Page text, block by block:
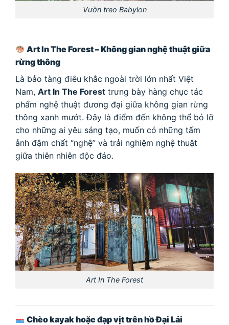
Vườn treo Babylon
Art In The Forest – Không gian nghệ thuật giữa
rừng thông
Là bảo tàng điêu khắc ngoài trời lớn nhất Việt
Nam, Art In The Forest trưng bày hàng chục tác
phẩm nghệ thuật đương đại giữa không gian rừng
thông xanh mướt. Đây là điểm đến không thể bỏ lỡ
cho những ai yêu sáng tạo, muốn có những tấm
ảnh đậm chất “nghệ” và trải nghiệm nghệ thuật
giữa thiên nhiên độc đáo.
Art In The Forest
Chèo kayak hoặc đạp vịt trên hồ Đại Lải